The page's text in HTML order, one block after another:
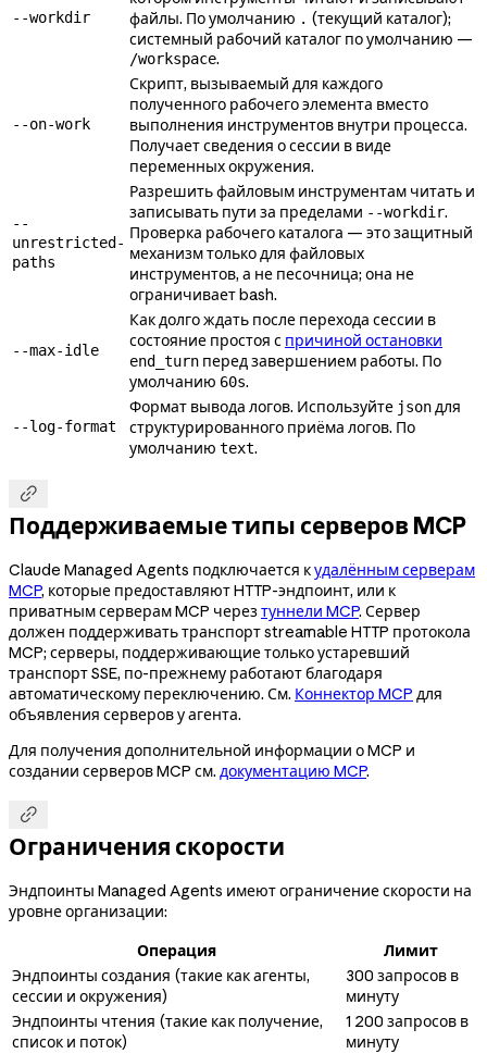
--workdir
файлы. По умолчанию . (текущий каталог);
системный рабочий каталог по умолчанию —
/workspace.
--on-work
Скрипт, вызываемый для каждого
полученного рабочего элемента вместо
выполнения инструментов внутри процесса.
Получает сведения о сессии в виде
переменных окружения.
--
unrestricted-
paths
Разрешить файловым инструментам читать и
записывать пути за пределами --workdir.
Проверка рабочего каталога — это защитный
механизм только для файловых
инструментов, а не песочница; она не
ограничивает bash.
--max-idle
Как долго ждать после перехода сессии в
состояние простоя с причиной остановки
end_turn перед завершением работы. По
умолчанию 60s.
--log-format
Формат вывода логов. Используйте json для
структурированного приёма логов. По
умолчанию text.

Поддерживаемые типы серверов MCP
Claude Managed Agents подключается кудалённым серверам
MCP, которые предоставляют HTTP-эндпоинт, или к
приватным серверам MCP черезтуннели MCP. Сервер
должен поддерживать транспорт streamable HTTP протокола
MCP; серверы, поддерживающие только устаревший
транспорт SSE, по-прежнему работают благодаря
автоматическому переключению. См. Коннектор MCP для
объявления серверов у агента.
Для получения дополнительной информации о MCP и
создании серверов MCP см. документацию MCP.

Ограничения скорости
Эндпоинты Managed Agents имеют ограничение скорости на
уровне организации:
Операция
Лимит
Эндпоинты создания (такие как агенты,
сессии и окружения)
300 запросов в
минуту
Эндпоинты чтения (такие как получение,
список и поток)
1 200 запросов в
минуту